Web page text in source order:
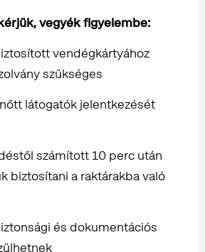
vegyék figyelembe:
vendégkártyához
szükséges
látogatók jelentkezését
számított 10 perc után
biztosítani a raktárakba való
és dokumentációs